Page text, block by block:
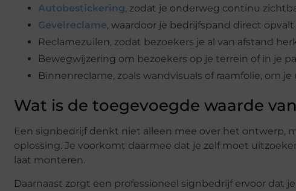
Autobestickering, zodat je onderweg continu
Gevelreclame, waardoor je bedrijfspand direct
Reclamezuilen, zodat bezoekers je al van afstand
Bewegwijzering om bezoekers op je terrein of in je
Binnenreclame, zoals wandvisuals of raamfolie, om
Wat is de toegevoegde waarde
Een signbedrijf denkt niet alleen mee over het ontwerp,
oplossing. Je voorkomt daarmee dat je zelf moet
laat monteren.
Daarnaast zorgt een professioneel signbedrijf ervoor